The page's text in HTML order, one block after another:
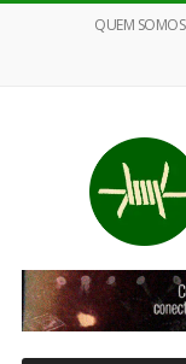
QUEM SOMOS
De
Olho
nos